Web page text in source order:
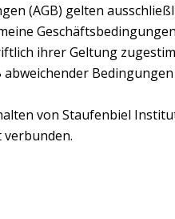
(AGB) gelten
ihrer Geltung
von Staufenbiel
verbunden.